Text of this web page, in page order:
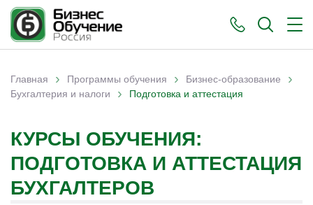
Вы здесь
Главная › Программы обучения › Бизнес-образование ›
Бухгалтерия и налоги › Подготовка и аттестация
КУРСЫ ОБУЧЕНИЯ:
ПОДГОТОВКА И АТТЕСТАЦИЯ
БУХГАЛТЕРОВ